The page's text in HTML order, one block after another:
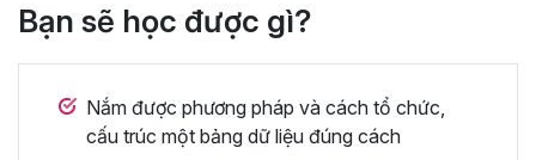
Bạn sẽ học được gì?
Nắm được phương pháp và cách tổ chức,
cấu trúc một bảng dữ liệu đúng cách